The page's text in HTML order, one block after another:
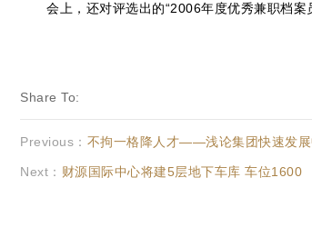
会上，还对评选出的“2006年度优秀兼职档案
Share To:
Previous： 不拘一格降人才——浅论集团快速发展
Next： 财源国际中心将建5层地下车库 车位1600